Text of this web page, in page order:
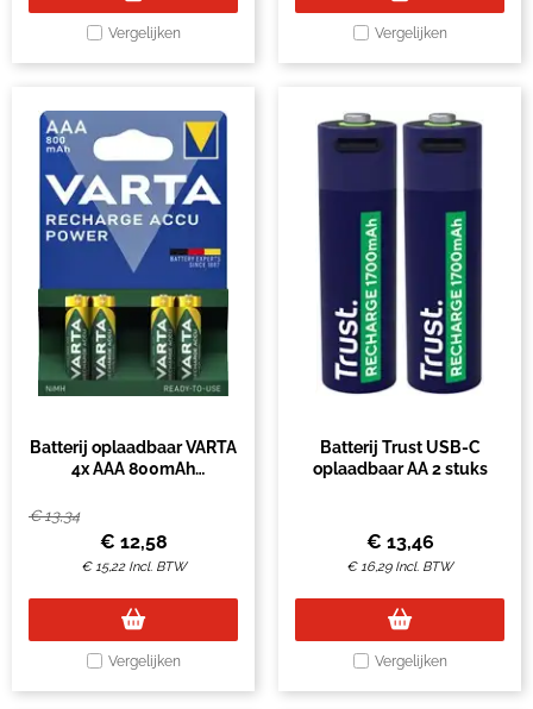
Vergelijken Vergelijken
Batterij oplaadbaar VARTA
4x AAA 800mAh
€13,34
€ 12,58
€15,22 Incl. BTW
Vergelijken
Batterij Trust USB-C
oplaadbaar AA 2 stuks
€ 13,46
€16,29 Incl. BTW
Vergelijken